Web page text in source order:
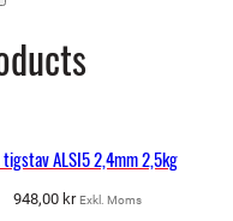
tigstav ALSI5 2,4mm 2,5kg
948,00 kr Exkl. Moms